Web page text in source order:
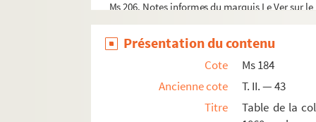
Ms 206. Notes informes du marquis Le Ver sur
Ms 207. « Épitaphes et inscriptions des
Ms 208. « Recueil d'épitaphes prises dans la
Ms 209. Papiers du père Daire
Ms 210. Notes sur les sibylles de la cathédrale
Ms 211. Notes de Cocheris pour la suite de son
Présentation du contenu
Cote
Ms 184
Ancienne cote
T. II. — 43
Titre
Table de la